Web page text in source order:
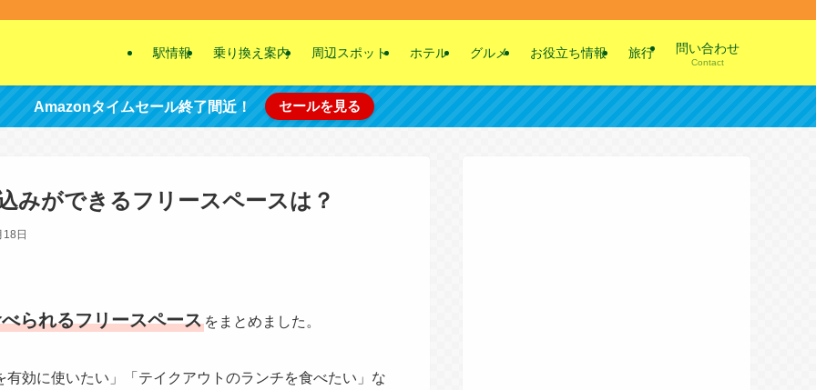
駅情報 乗り換え案内 周辺スポット ホテル グルメ お役立ち情報 旅行 問い合わせ
Contact
Amazonタイムセール終了間近！ セールを見る
みができるフリースペースは？
18日
られるフリースペース をまとめました。
効に使いたい」「テイクアウトのランチを食べたい」な